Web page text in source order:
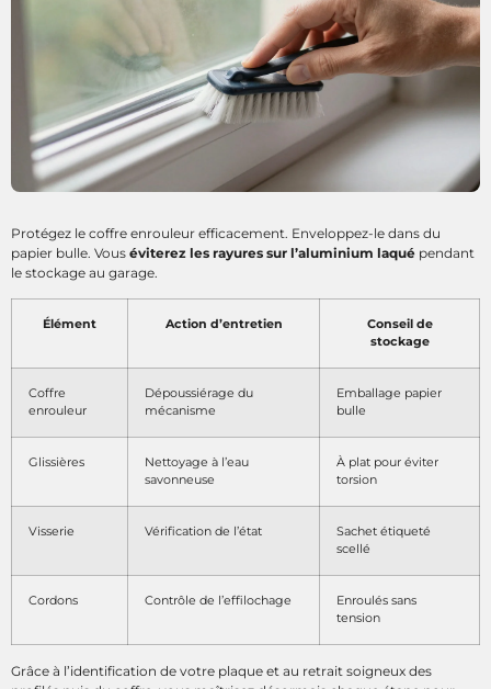
Protégez le coffre enrouleur efficacement. Enveloppez-le dans du
papier bulle. Vous éviterez les rayures sur l’aluminium laqué pendant
le stockage au garage.
Élément Action d’entretien
Conseil de
stockage
Coffre
enrouleur
Dépoussiérage du
mécanisme
Emballage papier
bulle
Glissières
Nettoyage à l’eau
savonneuse
À plat pour éviter
torsion
Visserie Vérification de l’état
Sachet étiqueté
scellé
Cordons Contrôle de l’effilochage
Enroulés sans
tension
Grâce à l’identification de votre plaque et au retrait soigneux des